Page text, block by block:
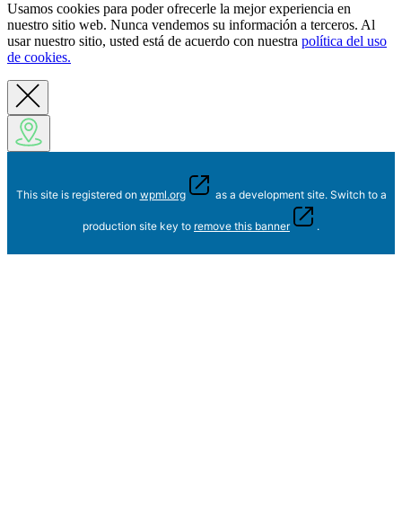
Usamos cookies para poder ofrecerle la mejor experiencia en
nuestro sitio web. Nunca vendemos su información a terceros. Al
usar nuestro sitio, usted está de acuerdo con nuestra política del uso
de cookies.
This site is registered on wpml.org as a development site. Switch to a
production site key to remove this banner .